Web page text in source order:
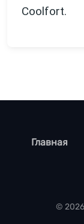
Coolfort.
footer
Главная
©